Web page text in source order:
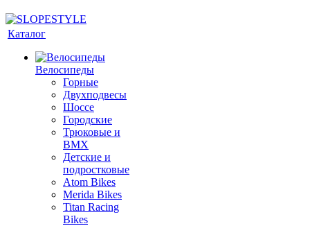
Каталог
Велосипеды
Горные
Двухподвесы
Шоссе
Городские
Трюковые и
BMX
Детские и
подростковые
Atom Bikes
Merida Bikes
Titan Racing
Bikes